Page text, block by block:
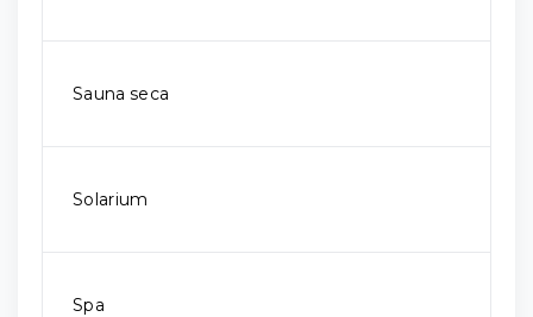
Sauna seca
Solarium
Spa